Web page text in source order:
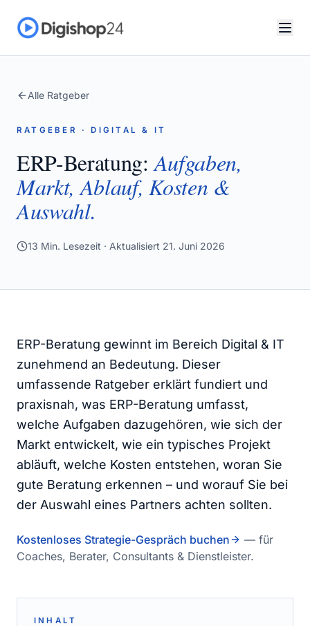
Alle Ratgeber
RATGEBER · DIGITAL & IT
ERP-Beratung:Aufgaben,
Markt, Ablauf, Kosten &
Auswahl.
13 Min. Lesezeit · Aktualisiert 21. Juni 2026
ERP-Beratung gewinnt im Bereich Digital & IT
zunehmend an Bedeutung. Dieser
umfassende Ratgeber erklärt fundiert und
praxisnah, was ERP-Beratung umfasst,
welche Aufgaben dazugehören, wie sich der
Markt entwickelt, wie ein typisches Projekt
abläuft, welche Kosten entstehen, woran Sie
gute Beratung erkennen – und worauf Sie bei
der Auswahl eines Partners achten sollten.
Kostenloses Strategie-Gespräch buchen
— für
Coaches, Berater, Consultants & Dienstleister.
INHALT